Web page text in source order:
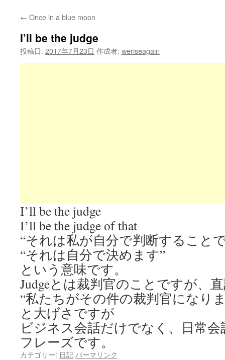
← Once in a blue moon
I’ll be the judge
投稿日: 2017年7月23日 作成者: weriseagain
I’ll be the judge
I’ll be the judge of that
“それは私が自分で判断すること
“それは自分で決めます”
という意味です。
Judgeとは裁判官のことですが、
“私たちがその件の裁判官になり
と大げさですが
ビジネス会話だけでなく、日常
フレーズです。
カテゴリー: 日記 パーマリンク